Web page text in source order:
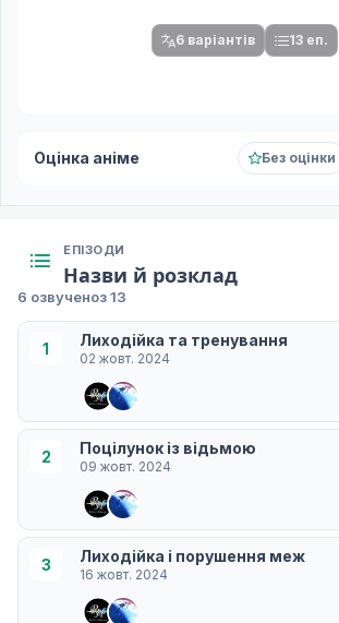
6 варіантів 13 еп.
Оцінка аніме Без оцінки
ЕПІЗОДИ
Назви й розклад
6 озвученоз 13
1 Лиходійка та тренування
02 жовт. 2024
2 Поцілунок із відьмою
09 жовт. 2024
3 Лиходійка і порушення меж
16 жовт. 2024